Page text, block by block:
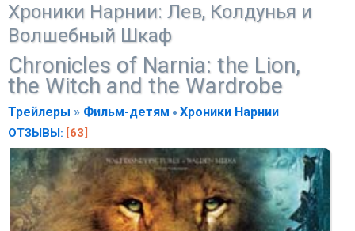
Хроники Нарнии: Лев, Колдунья и
Волшебный Шкаф
Chronicles of Narnia: the Lion,
the Witch and the Wardrobe
Трейлеры » Фильм-детям Хроники Нарнии
ОТЗЫВЫ: [63]